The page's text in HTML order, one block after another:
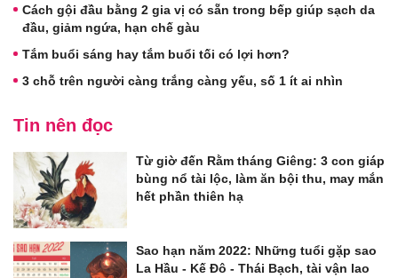
Cách gội đầu bằng 2 gia vị có sẵn trong bếp giúp sạch da
đầu, giảm ngứa, hạn chế gàu
Tắm buổi sáng hay tắm buổi tối có lợi hơn?
3 chỗ trên người càng trắng càng yếu, số 1 ít ai nhìn
Tin nên đọc
Từ giờ đến Rằm tháng Giêng: 3 con giáp
bùng nổ tài lộc, làm ăn bội thu, may mắn
hết phần thiên hạ
Sao hạn năm 2022: Những tuổi gặp sao
La Hầu - Kế Đô - Thái Bạch, tài vận lao